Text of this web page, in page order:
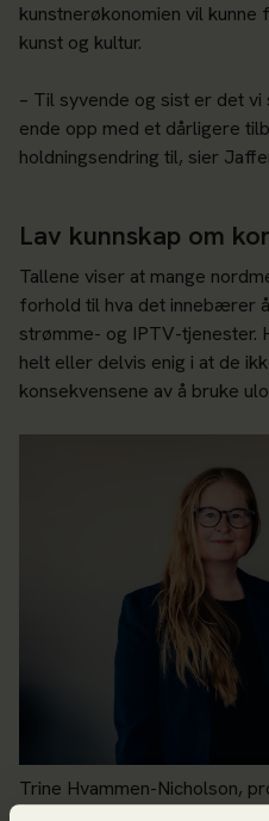
kunstnerøkonomien vil
kunst og kultur.
– Til syvende og sist er det
ende opp med et dårligere
holdningsendring til, sier
Lav kunnskap om
Tallene viser at mange
forhold til hva det innebærer
strømme- og IPTV-tjenester.
helt eller delvis enig i at de
konsekvensene av å bruke
Trine Hvammen-Nicholson,